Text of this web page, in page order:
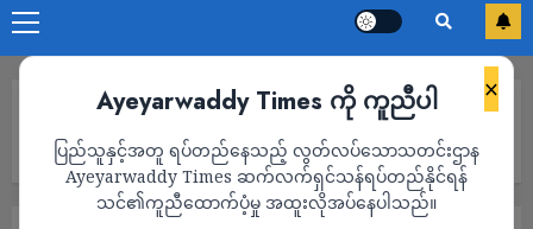
×
Ayeyarwaddy Times ကို ကူညီပါ
ပြည်သူနှင့်အတူ ရပ်တည်နေသည့် လွတ်လပ်သောသတင်းဌာန
Ayeyarwaddy Times ဆက်လက်ရှင်သန်ရပ်တည်နိုင်ရန်
သင်၏ကူညီထောက်ပံ့မှု အထူးလိုအပ်နေပါသည်။
နောင်နောင်ထွန်း၏ နေအိမ် ဓားပြတိုက်ခံရ